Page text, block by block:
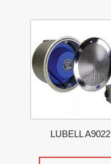
LUBELL A9022